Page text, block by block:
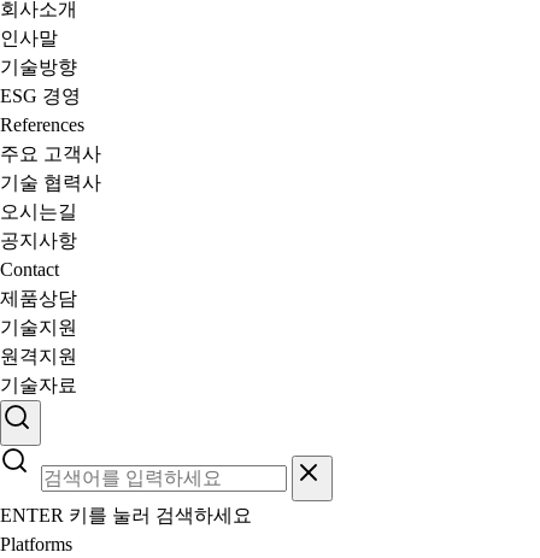
회사소개
인사말
기술방향
ESG 경영
References
주요 고객사
기술 협력사
오시는길
공지사항
Contact
제품상담
기술지원
원격지원
기술자료
ENTER 키를 눌러 검색하세요
Platforms